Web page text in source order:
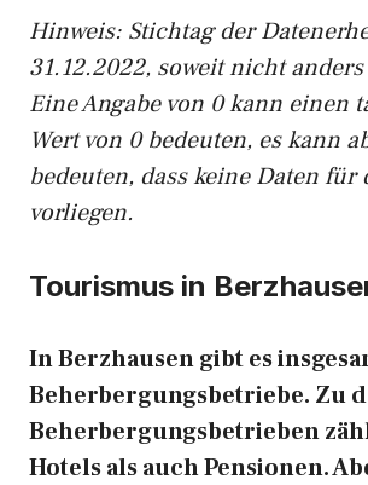
Hinweis: Stichtag der
31.12.2022, soweit nicht anders
Eine Angabe von 0 kann einen
Wert von 0 bedeuten, es kann
bedeuten, dass keine Daten für
vorliegen.
Tourismus in
In Berzhausen gibt es
Beherbergungsbetriebe. Zu
Beherbergungsbetrieben
Hotels als auch Pensionen.